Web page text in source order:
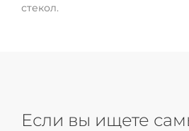
стекол.
Если вы ищете